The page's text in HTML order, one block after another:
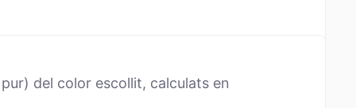
del color escollit, calculats en